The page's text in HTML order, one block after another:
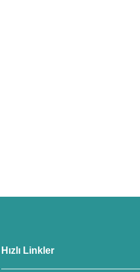
Hızlı Linkler